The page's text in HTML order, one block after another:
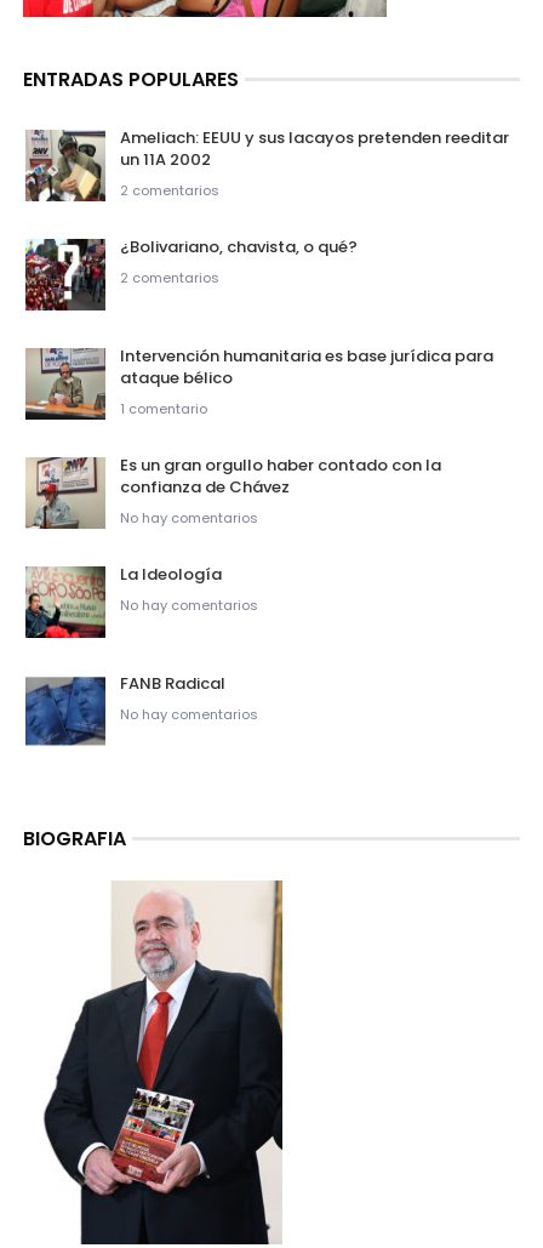
ENTRADAS POPULARES
Ameliach: EEUU y sus lacayos pretenden reeditar
un 11A 2002
2 comentarios
¿Bolivariano, chavista, o qué?
2 comentarios
Intervención humanitaria es base jurídica para
ataque bélico
1 comentario
Es un gran orgullo haber contado con la
confianza de Chávez
No hay comentarios
La Ideología
No hay comentarios
FANB Radical
No hay comentarios
BIOGRAFIA